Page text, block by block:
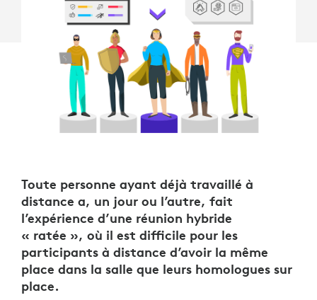
Toute personne ayant déjà travaillé à
distance a, un jour ou l’autre, fait
l’expérience d’une réunion hybride
« ratée », où il est difficile pour les
participants à distance d’avoir la même
place dans la salle que leurs homologues sur
place.